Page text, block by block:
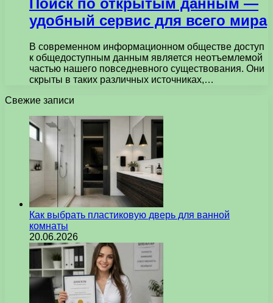
удобный сервис для всего мира
В современном информационном обществе доступ
к общедоступным данным является неотъемлемой
частью нашего повседневного существования. Они
скрыты в таких различных источниках,…
Свежие записи
Как выбрать пластиковую дверь для ванной
комнаты
20.06.2026